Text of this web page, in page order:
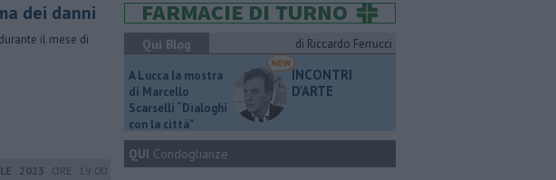
dei danni
il mese di
2023 ORE 19:00
Qui Blog di Riccardo Ferrucci
A Lucca la mostra
di Marcello
Scarselli “Dialoghi
con la città"
INCONTRI
D'ARTE
QUI Condoglianze